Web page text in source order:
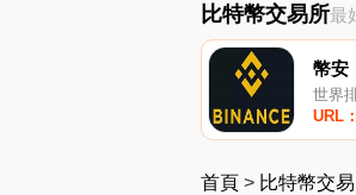
比特幣交易所最
幣安
世界
URL
首頁 > 比特幣交易